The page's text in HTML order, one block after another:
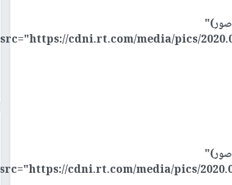
src="https://cdni.rt.com/media/pics/
src="https://cdni.rt.com/media/pics/